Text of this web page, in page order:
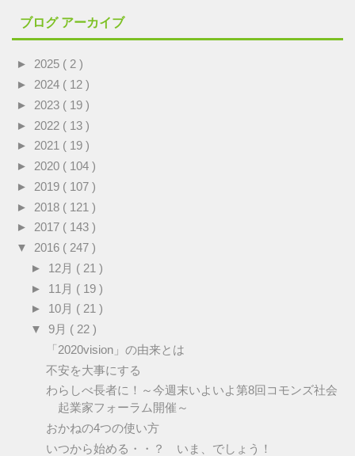
ブログ アーカイブ
► 2025 ( 2 )
► 2024 ( 12 )
► 2023 ( 19 )
► 2022 ( 13 )
► 2021 ( 19 )
► 2020 ( 104 )
► 2019 ( 107 )
► 2018 ( 121 )
► 2017 ( 143 )
▼ 2016 ( 247 )
► 12月 ( 21 )
► 11月 ( 19 )
► 10月 ( 21 )
▼ 9月 ( 22 )
「2020vision」の由来とは
不安を大事にする
わらしべ長者に！～今週末いよいよ第8回コモンズ社会
起業家フォーラム開催～
おかねの4つの使い方
いつから始める・・？ いま、でしょう！